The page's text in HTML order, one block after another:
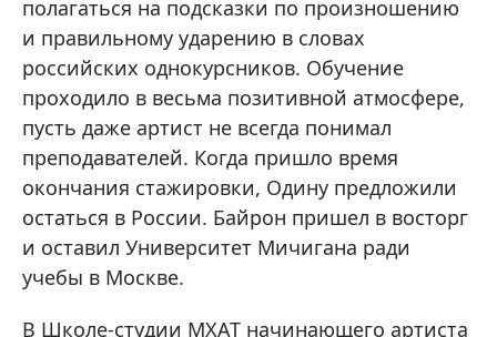
полагаться на подсказки по произношению
и правильному ударению в словах
российских однокурсников. Обучение
проходило в весьма позитивной атмосфере,
пусть даже артист не всегда понимал
преподавателей. Когда пришло время
окончания стажировки, Одину предложили
остаться в России. Байрон пришел в восторг
и оставил Университет Мичигана ради
учебы в Москве.
В Школе-студии МХАТ начинающего артиста